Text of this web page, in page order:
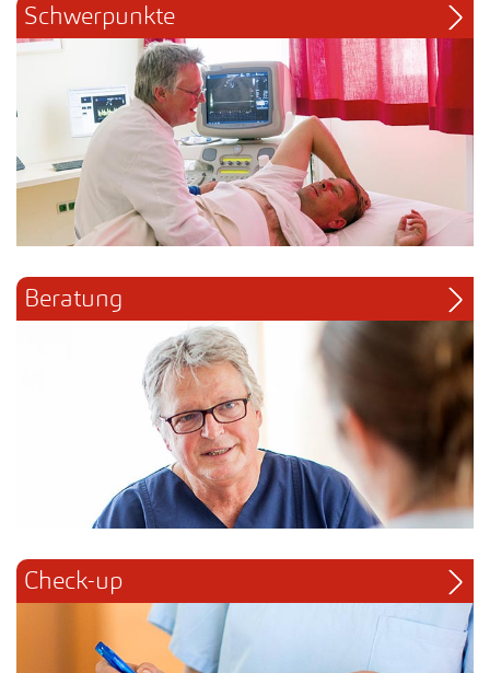
Schwerpunkte
Beratung
Check-up